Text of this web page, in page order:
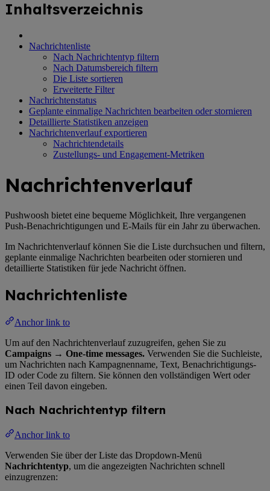
Inhaltsverzeichnis
Nachrichtenliste
Nach Nachrichtentyp filtern
Nach Datumsbereich filtern
Die Liste sortieren
Erweiterte Filter
Nachrichtenstatus
Geplante einmalige Nachrichten bearbeiten oder stornieren
Detaillierte Statistiken anzeigen
Nachrichtenverlauf exportieren
Nachrichtendetails
Zustellungs- und Engagement-Metriken
Nachrichtenverlauf
Pushwoosh bietet eine bequeme Möglichkeit, Ihre vergangenen
Push-Benachrichtigungen und E-Mails für ein Jahr zu überwachen.
Im Nachrichtenverlauf können Sie die Liste durchsuchen und filtern,
geplante einmalige Nachrichten bearbeiten oder stornieren und
detaillierte Statistiken für jede Nachricht öffnen.
Nachrichtenliste
Anchor link to
Um auf den Nachrichtenverlauf zuzugreifen, gehen Sie zu
Campaigns → One-time messages. Verwenden Sie die Suchleiste,
um Nachrichten nach Kampagnenname, Text, Benachrichtigungs-
ID oder Code zu filtern. Sie können den vollständigen Wert oder
einen Teil davon eingeben.
Nach Nachrichtentyp filtern
Anchor link to
Verwenden Sie über der Liste das Dropdown-Menü
Nachrichtentyp, um die angezeigten Nachrichten schnell
einzugrenzen: